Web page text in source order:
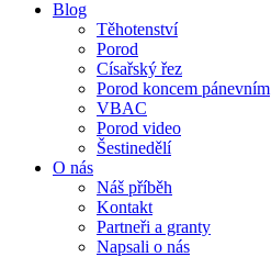
Blog
Těhotenství
Porod
Císařský řez
Porod koncem pánevním
VBAC
Porod video
Šestinedělí
O nás
Náš příběh
Kontakt
Partneři a granty
Napsali o nás